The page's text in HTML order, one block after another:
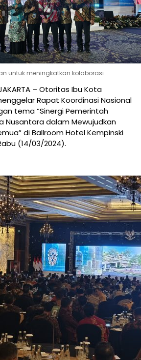
untuk meningkatkan kolaborasi
– Otoritas Ibu Kota
Rapat Koordinasi Nasional
tema “Sinergi Pemerintah
Nusantara dalam Mewujudkan
di Ballroom Hotel Kempinski
(14/03/2024).